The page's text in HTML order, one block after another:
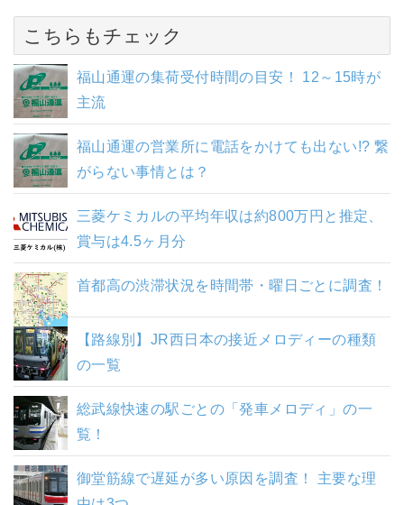
こちらもチェック
福山通運の集荷受付時間の目安！ 12～15時が
主流
福山通運の営業所に電話をかけても出ない!? 繋
がらない事情とは？
三菱ケミカルの平均年収は約800万円と推定、
賞与は4.5ヶ月分
首都高の渋滞状況を時間帯・曜日ごとに調査！
【路線別】JR西日本の接近メロディーの種類
の一覧
総武線快速の駅ごとの「発車メロディ」の一
覧！
御堂筋線で遅延が多い原因を調査！ 主要な理